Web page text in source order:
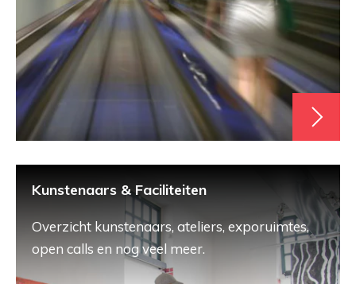
Kunstenaars & Faciliteiten
Overzicht kunstenaars, ateliers, exporuimtes,
open calls en nog veel meer.